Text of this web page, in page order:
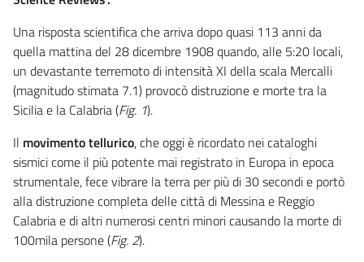
Una risposta scientifica che arriva dopo quasi 113 anni da
quella mattina del 28 dicembre 1908 quando, alle 5:20 locali,
un devastante terremoto di intensità XI della scala Mercalli
(magnitudo stimata 7.1) provocò distruzione e morte tra la
Sicilia e la Calabria (Fig. 1).
Il movimento tellurico, che oggi è ricordato nei cataloghi
sismici come il più potente mai registrato in Europa in epoca
strumentale, fece vibrare la terra per più di 30 secondi e portò
alla distruzione completa delle città di Messina e Reggio
Calabria e di altri numerosi centri minori causando la morte di
100mila persone (Fig. 2).